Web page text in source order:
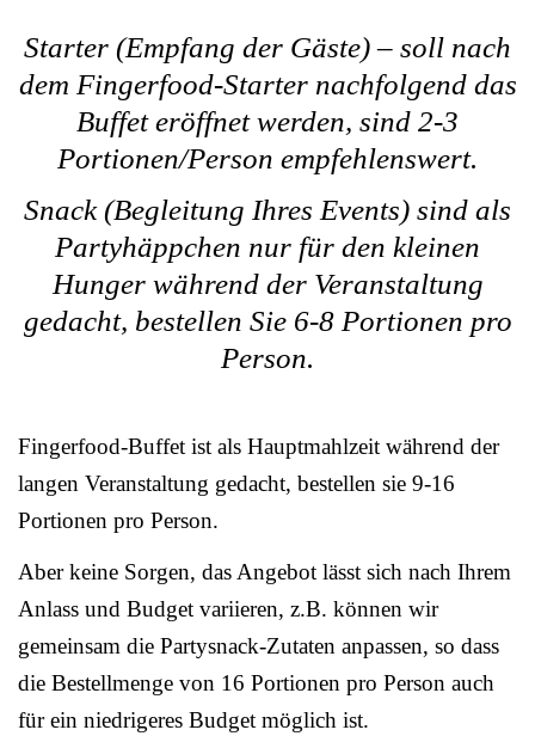
Starter (Empfang der Gäste) – soll nach
dem Fingerfood-Starter nachfolgend das
Buffet eröffnet werden, sind 2-3
Portionen/Person empfehlenswert.
Snack (Begleitung Ihres Events) sind als
Partyhäppchen nur für den kleinen
Hunger während der Veranstaltung
gedacht, bestellen Sie 6-8 Portionen pro
Person.
Fingerfood-Buffet ist als Hauptmahlzeit während der
langen Veranstaltung gedacht, bestellen sie 9-16
Portionen pro Person.
Aber keine Sorgen, das Angebot lässt sich nach Ihrem
Anlass und Budget variieren, z.B. können wir
gemeinsam die Partysnack-Zutaten anpassen, so dass
die Bestellmenge von 16 Portionen pro Person auch
für ein niedrigeres Budget möglich ist.